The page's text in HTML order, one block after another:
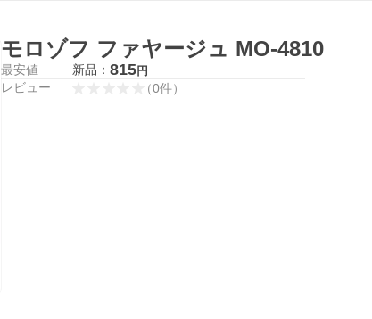
モロゾフ ファヤージュ MO-4810
最安値 新品： 815円
レビュー （0件）